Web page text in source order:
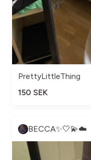
PrettyLittleThing
150 SEK
BECCA✨🤍💫☁️